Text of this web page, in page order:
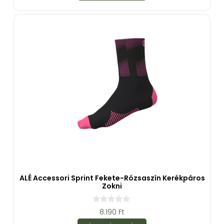
b
ALÉ Accessori Sprint Fekete-Rózsaszín Kerékpáros
Zokni
8.190 Ft